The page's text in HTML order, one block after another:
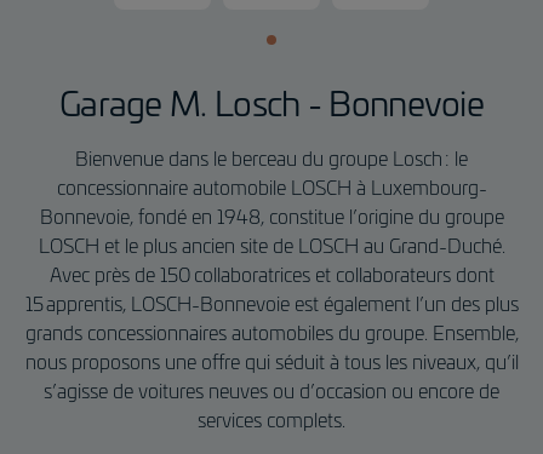
e
n
a
e
n
C
o
m
m
e
r
c
Garage M. Losch - Bonnevoie
Bienvenue dans le berceau du groupe Losch : le
concessionnaire automobile LOSCH à Luxembourg-
Bonnevoie, fondé en 1948, constitue l’origine du groupe
LOSCH et le plus ancien site de LOSCH au Grand-Duché.
Avec près de 150 collaboratrices et collaborateurs dont
15 apprentis, LOSCH-Bonnevoie est également l’un des plus
grands concessionnaires automobiles du groupe. Ensemble,
nous proposons une offre qui séduit à tous les niveaux, qu’il
s’agisse de voitures neuves ou d’occasion ou encore de
services complets.